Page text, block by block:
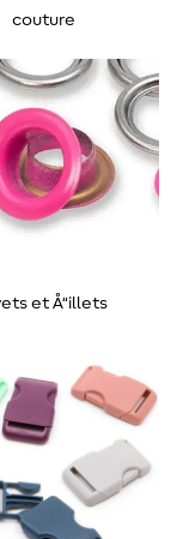
couture
et Å“illets